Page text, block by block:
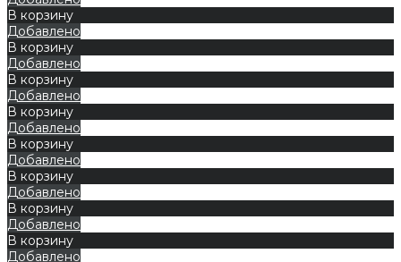
В корзину
Добавлено
В корзину
Добавлено
В корзину
Добавлено
В корзину
Добавлено
В корзину
Добавлено
В корзину
Добавлено
В корзину
Добавлено
В корзину
Добавлено